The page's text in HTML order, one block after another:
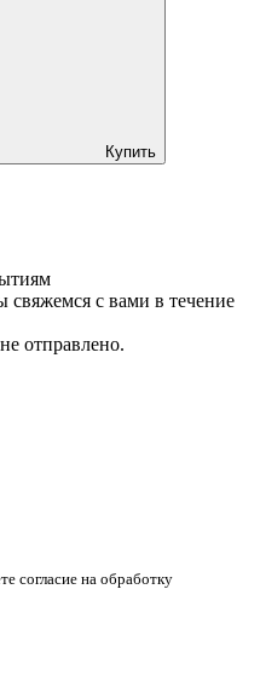
Купить
с вами в течение
отправлено.
согласие на обработку